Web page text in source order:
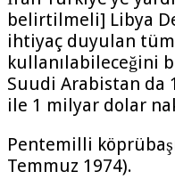
belirtilmeli] Libya
ihtiyaç duyulan
kullanılabileceğini
Suudi Arabistan da
ile 1 milyar dolar
Pentemilli
Temmuz 1974).